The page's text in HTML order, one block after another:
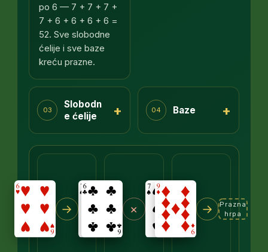
po 6 — 7 + 7 + 7 +
7 + 6 + 6 + 6 + 6 =
52. Sve slobodne
ćelije i sve baze
kreću prazne.
03
Slobodn
e ćelije
+ 04 Baze +
→ × →
Prazna
hrpa